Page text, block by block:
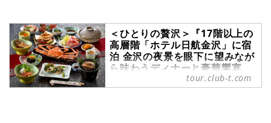
＜ひとりの贅沢＞『17階以上の
高層階「ホテル日航金沢」に宿
泊 金沢の夜景を眼下に望みなが
ら味わうディナーと豪華饗宴
「福井絶品コース」を食す 2日
間』｜クラブツーリズム
tour.club-t.com